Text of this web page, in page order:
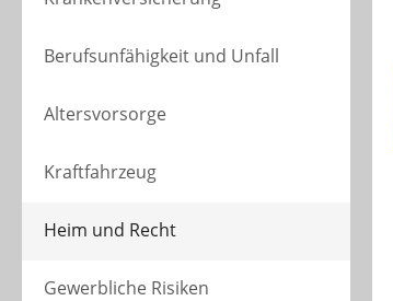
Berufsunfähigkeit und Unfall
Altersvorsorge
Kraftfahrzeug
Heim und Recht
Gewerbliche Risiken